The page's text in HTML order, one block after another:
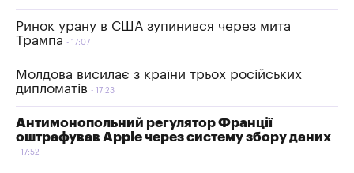
Ринок урану в США зупинився через мита
Трампа
17:07
Молдова висилає з країни трьох російських
дипломатів
17:23
Антимонопольний регулятор Франції
оштрафував Apple через систему збору даних
17:52